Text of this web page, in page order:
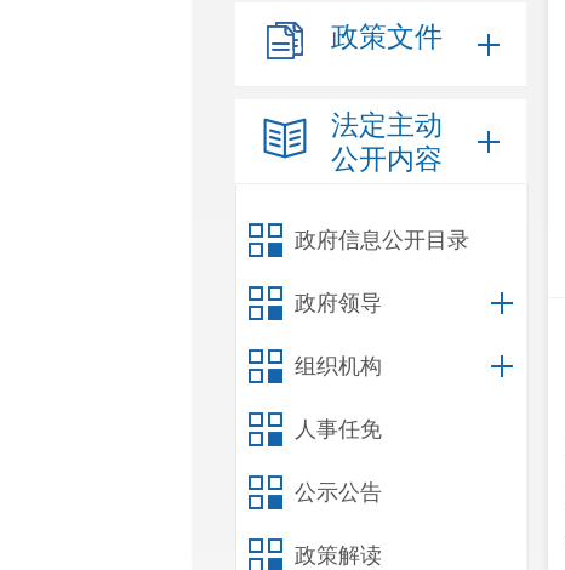
政策文件
法定主动
公开内容
政府信息公开目录
政府领导
组织机构
人事任免
公示公告
政策解读